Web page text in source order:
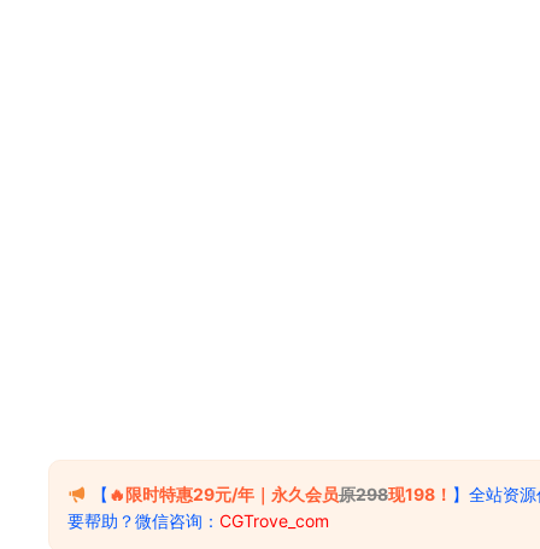
【 🔥限时特惠29元/年｜永久会员原298现198！ 】全站资
要帮助？微信咨询： CGTrove_com